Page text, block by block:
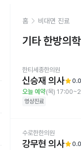
홈 비대면 진료
기타 한방의학
한티세종한의원
신승재 의사star0.0
오늘 예약(목)
영상진료
수로한한의원
강무현 의사star0.0